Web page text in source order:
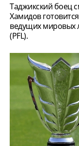
Таджикский боец
Хамидов
ведущих мировых
(PFL).